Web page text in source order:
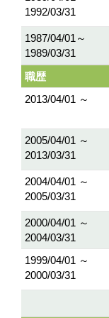
1992/03/31
1987/04/01～
1989/03/31
職歴
2013/04/01 ～
2005/04/01 ～
2013/03/31
2004/04/01 ～
2005/03/31
2000/04/01 ～
2004/03/31
1999/04/01 ～
2000/03/31